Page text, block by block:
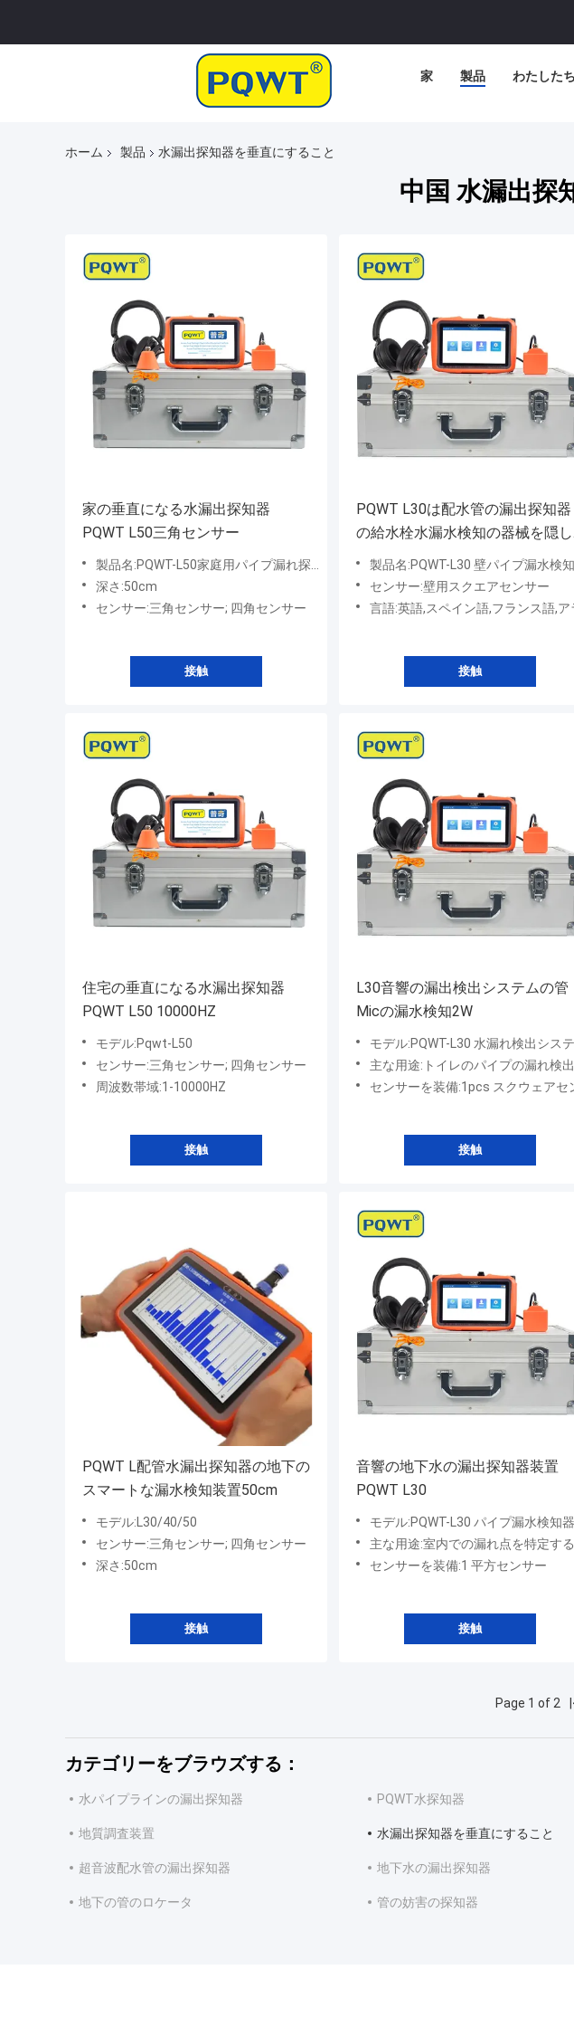
家 製品 わたした
ホーム 製品 水漏出探知器を垂直にすること
中国 水漏出探
家の垂直になる水漏出探知器
PQWT L50三角センサー
製品名:PQWT-L50家庭用パイプ漏れ探知器
深さ:50cm
センサー:三角センサー; 四角センサー
接触
PQWT L30は配水管の漏出探知器
の給水栓水漏水検知の器械を隠し
製品名:PQWT-L30 壁パイプ漏水検
センサー:壁用スクエアセンサー
言語:英語,スペイン語,フランス語,アラビア語,トルコ語,イタリ
接触
住宅の垂直になる水漏出探知器
PQWT L50 10000HZ
モデル:Pqwt-L50
センサー:三角センサー; 四角センサー
周波数帯域:1-10000HZ
接触
L30音響の漏出検出システムの管
Micの漏水検知2W
モデル:PQWT-L30 水漏れ検出シス
主な用途:トイレのパイプの漏れ検
センサーを装備:1pcs スクウェアセンサ
接触
PQWT L配管水漏出探知器の地下の
スマートな漏水検知装置50cm
モデル:L30/40/50
センサー:三角センサー; 四角センサー
深さ:50cm
接触
音響の地下水の漏出探知器装置
PQWT L30
モデル:PQWT-L30 パイプ漏水検知器 聴音ツール
主な用途:室内での漏れ点を特定する
センサーを装備:1 平方センサー
接触
Page 1 of 2
カテゴリーをブラウズする：
水パイプラインの漏出探知器 PQWT水探知器
地質調査装置 水漏出探知器を垂直にすること
超音波配水管の漏出探知器 地下水の漏出探知器
地下の管のロケータ 管の妨害の探知器